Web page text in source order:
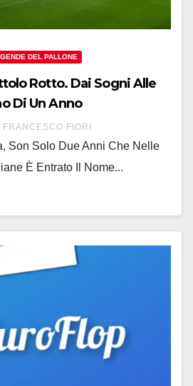
DEL PALLONE
Rotto. Dai Sogni Alle
Di Un Anno
FRANCESCO FIORI
Son Solo Due Anni Che Nelle
È Entrato Il Nome...